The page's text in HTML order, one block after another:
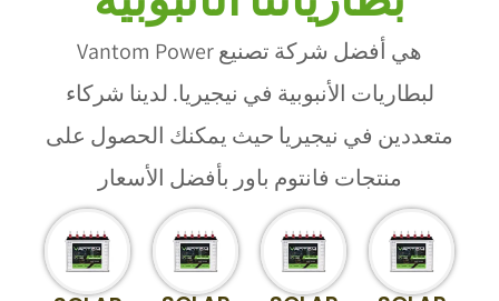
Vantom Powerهي أفضل شركة تصنيع
لبطاريات الأنبوبية في نيجيريا. لدينا شركاء
متعددين في نيجيريا حيث يمكنك الحصول على
منتجات فانتوم باور بأفضل الأسعار